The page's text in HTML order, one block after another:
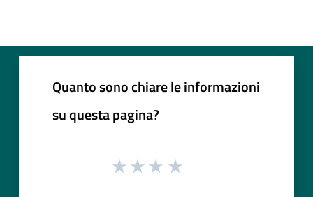
Quanto sono chiare le informazioni
su questa pagina?